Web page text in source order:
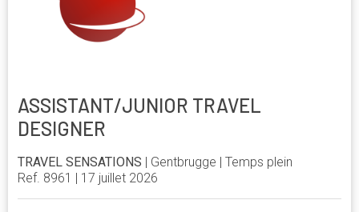
ASSISTANT/JUNIOR TRAVEL
DESIGNER
TRAVEL SENSATIONS | Gentbrugge | Temps plein
Ref. 8961 | 17 juillet 2026